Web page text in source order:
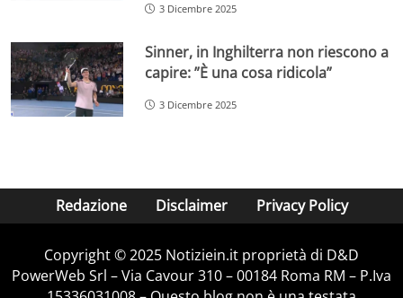
3 Dicembre 2025
Sinner, in Inghilterra non riescono a
capire: ”È una cosa ridicola”
3 Dicembre 2025
Redazione Disclaimer Privacy Policy
Copyright © 2025 Notiziein.it proprietà di D&D
PowerWeb Srl – Via Cavour 310 – 00184 Roma RM – P.Iva